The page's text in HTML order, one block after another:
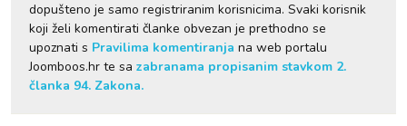
dopušteno je samo registriranim korisnicima. Svaki korisnik
koji želi komentirati članke obvezan je prethodno se
upoznati s Pravilima komentiranja na web portalu
Joomboos.hr te sa zabranama propisanim stavkom 2.
članka 94. Zakona.